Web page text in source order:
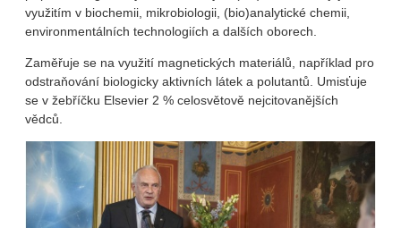
využitím v biochemii, mikrobiologii, (bio)analytické chemii,
environmentálních technologiích a dalších oborech.
Zaměřuje se na využití magnetických materiálů, například pro
odstraňování biologicky aktivních látek a polutantů. Umisťuje
se v žebříčku Elsevier 2 % celosvětově nejcitovanějších
vědců.